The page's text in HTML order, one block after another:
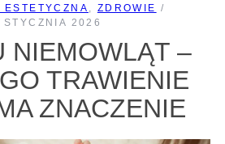
ESTETYCZNA , ZDROWIE /
STYCZNIA 2026
NIEMOWLĄT –
TRAWIENIE
ZNACZENIE